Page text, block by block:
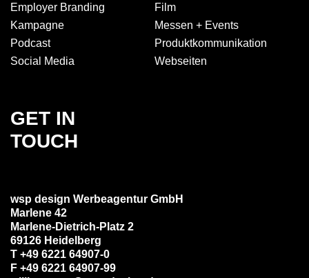
GET IN
TOUCH
wsp design Werbeagentur GmbH
Marlene 42
Marlene-Dietrich-Platz 2
69126 Heidelberg
T +49 6221 64907-0
F +49 6221 64907-99
Employer Branding
Film
Kampagne
Messen + Events
Podcast
Produkt­kommuni­kation
Social Media
Webseiten